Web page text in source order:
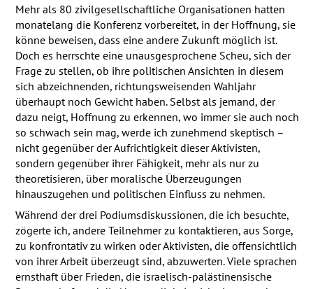
Mehr als 80 zivilgesellschaftliche Organisationen hatten
monatelang die Konferenz vorbereitet, in der Hoffnung, sie
könne beweisen, dass eine andere Zukunft möglich ist.
Doch es herrschte eine unausgesprochene Scheu, sich der
Frage zu stellen, ob ihre politischen Ansichten in diesem
sich abzeichnenden, richtungsweisenden Wahljahr
überhaupt noch Gewicht haben. Selbst als jemand, der
dazu neigt, Hoffnung zu erkennen, wo immer sie auch noch
so schwach sein mag, werde ich zunehmend skeptisch –
nicht gegenüber der Aufrichtigkeit dieser Aktivisten,
sondern gegenüber ihrer Fähigkeit, mehr als nur zu
theoretisieren, über moralische Überzeugungen
hinauszugehen und politischen Einfluss zu nehmen.
Während der drei Podiumsdiskussionen, die ich besuchte,
zögerte ich, andere Teilnehmer zu kontaktieren, aus Sorge,
zu konfrontativ zu wirken oder Aktivisten, die offensichtlich
von ihrer Arbeit überzeugt sind, abzuwerten. Viele sprachen
ernsthaft über Frieden, die israelisch-palästinensische